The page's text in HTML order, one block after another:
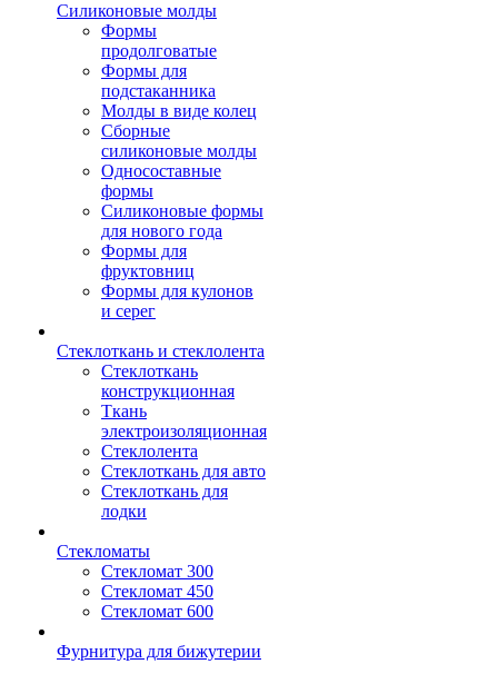
Силиконовые молды
Формы
продолговатые
Формы для
подстаканника
Молды в виде колец
Сборные
силиконовые молды
Односоставные
формы
Силиконовые формы
для нового года
Формы для
фруктовниц
Формы для кулонов
и серег
Стеклоткань и стеклолента
Стеклоткань
конструкционная
Ткань
электроизоляционная
Стеклолента
Стеклоткань для авто
Стеклоткань для
лодки
Стекломаты
Стекломат 300
Стекломат 450
Стекломат 600
Фурнитура для бижутерии